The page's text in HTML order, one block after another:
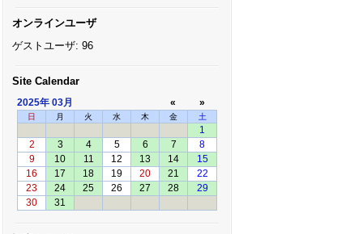
オンラインユーザ
ゲストユーザ: 96
Site Calendar
2025年 03月 « »
日 月 火 水 木 金 土
1
2
3 4 5 6 7
8
9
10 11 12 13 14
15
16
17 18 19 20 21
22
23
24 25 26 27 28
29
30
31